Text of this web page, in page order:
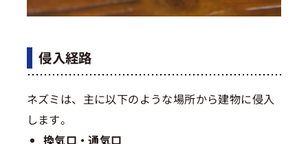
侵入経路
ネズミは、主に以下のような場所から建物に侵入
します。
換気口・通気口